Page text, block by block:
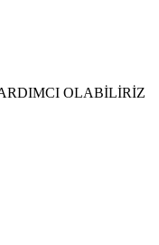
OLABİLİRİZ